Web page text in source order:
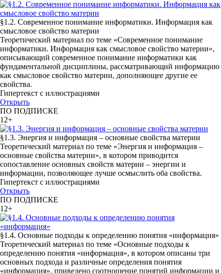
§1.2. Современное понимание информатики. Информация как
смысловое свойство материи
Теоретический материал по теме «Современное понимание
информатики. Информация как смысловое свойство материи»,
описывающий современное понимание информатики как
фундаментальной дисциплины, рассматривающий информацию
как смысловое свойство материи, дополняющее другие ее
свойства.
Гипертекст с иллюстрациями
Открыть
ПО ПОДПИСКЕ
12+
§1.3. Энергия и информация – основные свойства материи
Теоретический материал по теме «Энергия и информация –
основные свойства материи», в котором приводится
сопоставление основных свойств материи – энергии и
информации, позволяющее лучше осмыслить оба свойства.
Гипертекст с иллюстрациями
Открыть
ПО ПОДПИСКЕ
12+
§1.4. Основные подходы к определению понятия «информация»
Теоретический материал по теме «Основные подходы к
определению понятия «информация», в котором описаны три
основных подхода и различные определения понятия
«информация», приведено соотношение понятий информации и